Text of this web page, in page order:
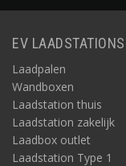
EV LAADSTATIONS
Laadpalen
Wandboxen
Laadstation thuis
Laadstation zakelijk
Laadbox outlet
Laadstation Type 1